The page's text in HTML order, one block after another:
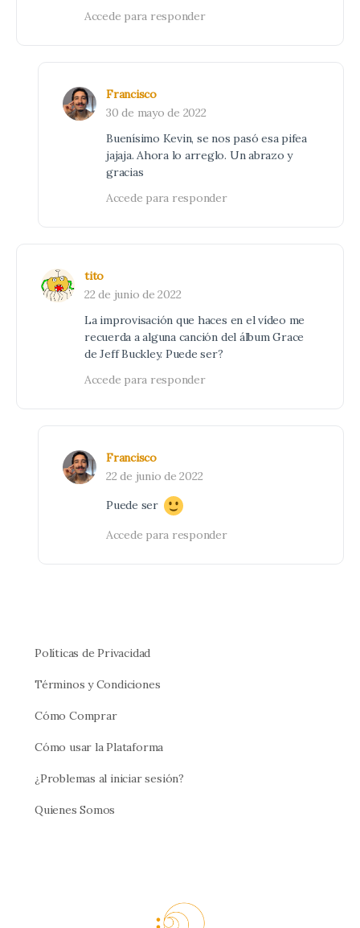
Accede para responder
Francisco
30 de mayo de 2022
Buenísimo Kevin, se nos pasó esa pifea
jajaja. Ahora lo arreglo. Un abrazo y
gracias
Accede para responder
tito
22 de junio de 2022
La improvisación que haces en el vídeo me
recuerda a alguna canción del álbum Grace
de Jeff Buckley. Puede ser?
Accede para responder
Francisco
22 de junio de 2022
Puede ser
Accede para responder
Políticas de Privacidad
Términos y Condiciones
Cómo Comprar
Cómo usar la Plataforma
¿Problemas al iniciar sesión?
Quienes Somos